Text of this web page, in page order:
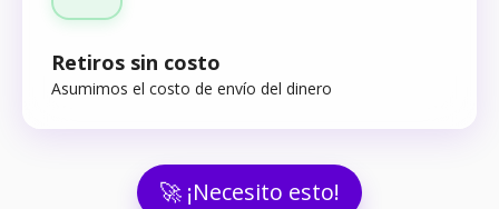
Retiros sin costo
Asumimos el costo de envío del dinero
🚀 ¡Necesito esto!